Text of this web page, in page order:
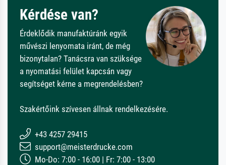
Kérdése van?
Érdeklődik manufaktúránk egyik
művészi lenyomata iránt, de még
bizonytalan? Tanácsra van szüksége
a nyomatási felület kapcsán vagy
segítséget kérne a megrendelésben?
Szakértőink szívesen állnak rendelkezésére.
+43 4257 29415
support@meisterdrucke.com
Mo-Do: 7:00 - 16:00 | Fr: 7:00 - 13:00